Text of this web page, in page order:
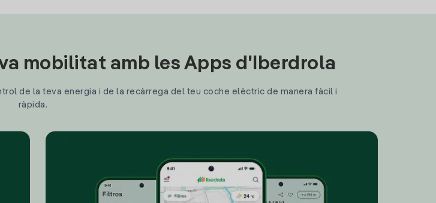
mobilitat amb les Apps d'Iberdrola
de la teva energia i de la recàrrega del teu coche elèctric de manera fàcil i
ràpida.